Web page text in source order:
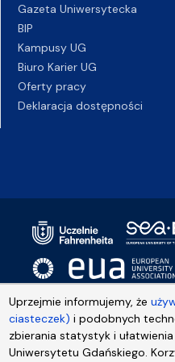
Uprzejmie informujemy, że
ciasteczek) i podobnych
zbierania statystyk i
Uniwersytetu Gdańskiego.
Gazeta Uniwersytecka
BIP
Kampusy UG
Biuro Karier UG
Oferty pracy
Deklaracja dostępności